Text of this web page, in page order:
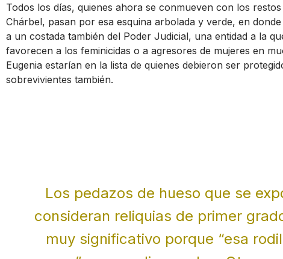
Todos los días, quienes ahora se conmueven con los
Chárbel, pasan por esa esquina arbolada y verde, en
a un costada también del Poder Judicial, una entidad a la
favorecen a los feminicidas o a agresores de mujeres en
Eugenia estarían en la lista de quienes debieron ser
sobrevivientes también.
Los pedazos de hueso que se
consideran reliquias de primer
muy significativo porque “esa